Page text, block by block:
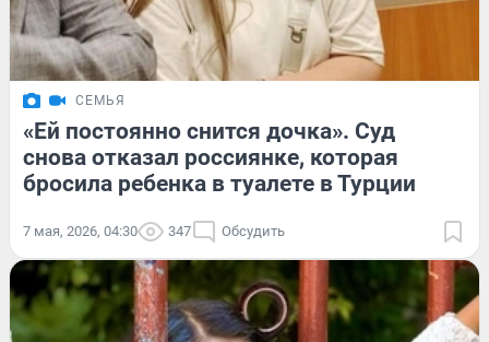
СЕМЬЯ
«Ей постоянно снится дочка». Суд
снова отказал россиянке, которая
бросила ребенка в туалете в Турции
7 мая, 2026, 04:30 347 Обсудить